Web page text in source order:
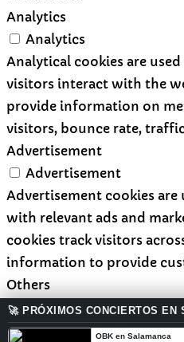
Analytics
Analytics
Analytical cookies are
visitors interact with the
provide information on
visitors, bounce rate,
Advertisement
Advertisement
Advertisement cookies
with relevant ads and
cookies track visitors
information to provide
Others
Others
Other uncategorized
🚀 PRÓXIMOS CONCIERTOS EN
OBK en Salamanca